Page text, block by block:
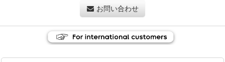
お問い合わせ